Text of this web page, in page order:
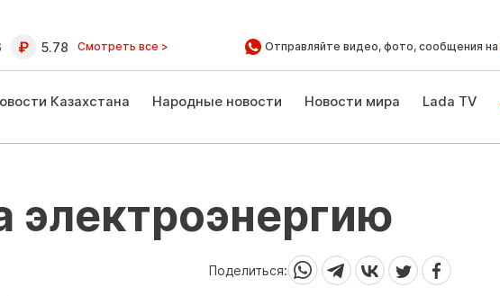
5.78 Смотреть все > Отправляйте видео, фото, сообщения на
Казахстана Народные новости Новости мира Lada TV
электроэнергию
Поделиться: